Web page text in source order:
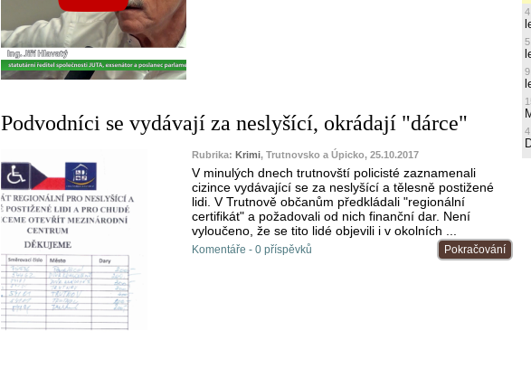
Podvodníci se vydávají za neslyšící, okrádají "dárce"
Rubrika: Krimi, Trutnovsko a Úpicko, 25.10.2017
V minulých dnech trutnovští policisté zaznamenali
cizince vydávající se za neslyšící a tělesně postižené
lidi. V Trutnově občanům předkládali "regionální
certifikát" a požadovali od nich finanční dar. Není
vyloučeno, že se tito lidé objevili i v okolních ...
Pokračování
Komentáře - 0 příspěvků